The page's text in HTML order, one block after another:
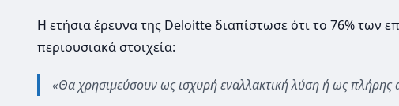
Η ετήσια έρευνα της Deloitte διαπίστωσε ότι το 76% των
περιουσιακά στοιχεία:
«Θα χρησιμεύσουν ως ισχυρή εναλλακτική λύση ή ως πλήρης